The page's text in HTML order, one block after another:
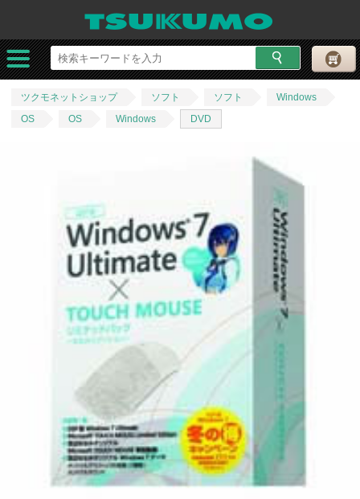
ツクモネットショップ ソフト ソフト
Windows
OS
OS Windows DVD